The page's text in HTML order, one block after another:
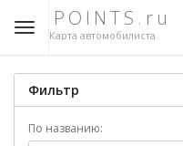
POINTS.ru
Карта автомобилиста
Фильтр
По названию: